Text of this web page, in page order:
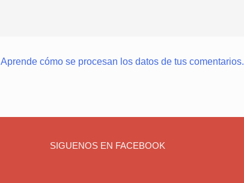
Aprende cómo se procesan los datos de tus comentarios.
SIGUENOS EN FACEBOOK